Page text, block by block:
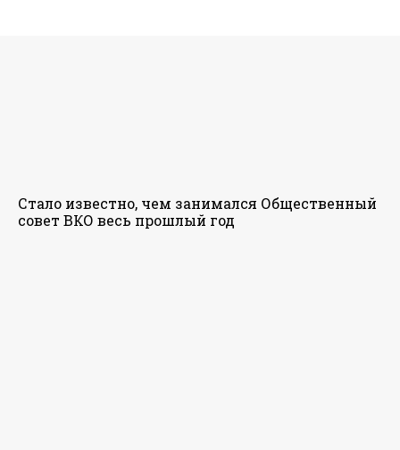
Стало известно, чем занимался Общественный
совет ВКО весь прошлый год